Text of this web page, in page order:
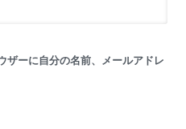
ザーに自分の名前、メールアドレ